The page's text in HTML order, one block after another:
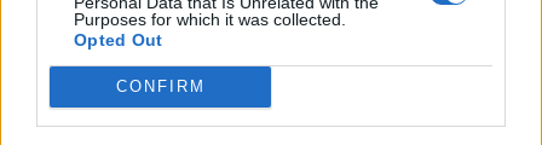
Purposes for which it was collected.
Opted Out
CONFIRM
Η συμπαγής φύση των εξαρτημάτων του
κινητήριου συνόλου, επέτρεψε στους
μηχανικούς της Nissan να εγκαταστήσουν το